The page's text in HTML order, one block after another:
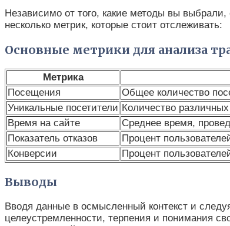
Независимо от того, какие методы вы
несколько метрик, которые стоит отслеживать:
Основные метрики для анализа
Метрика
Посещения
Общее количество
Уникальные посетители Количество
Время на сайте
Среднее время,
Показатель отказов
Процент
Конверсии
Процент
Выводы
Вводя данные в осмысленный контекст и
целеустремленности, терпения и понимания